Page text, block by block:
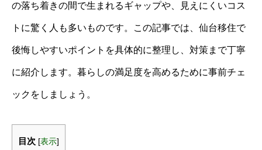
の落ち着きの間で生まれるギャップや、見えにくいコス
トに驚く人も多いものです。この記事では、仙台移住で
後悔しやすいポイントを具体的に整理し、対策まで丁寧
に紹介します。暮らしの満足度を高めるために事前チェ
ックをしましょう。
目次 [表示]